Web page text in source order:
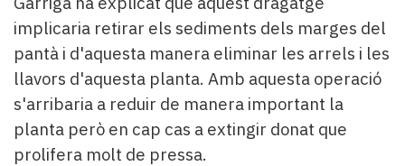
implicaria retirar els sediments dels marges del
pantà i d'aquesta manera eliminar les arrels i les
llavors d'aquesta planta. Amb aquesta operació
s'arribaria a reduir de manera important la
planta però en cap cas a extingir donat que
prolifera molt de pressa.